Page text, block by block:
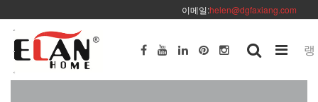
이메일:helen@dgfaxiang.com
랭